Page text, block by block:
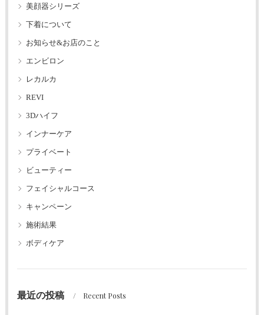
美顔器シリーズ
下着について
お知らせ&お店のこと
エンビロン
レカルカ
REVI
3Dハイフ
インナーケア
プライベート
ビューティー
フェイシャルコース
キャンペーン
施術結果
ボディケア
最近の投稿 Recent Posts